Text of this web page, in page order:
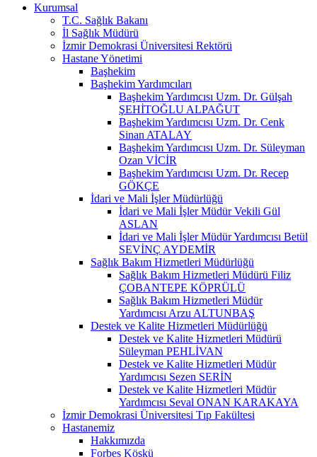
Kurumsal
T.C. Sağlık Bakanı
İl Sağlık Müdürü
İzmir Demokrasi Üniversitesi Rektörü
Hastane Yönetimi
Başhekim
Başhekim Yardımcıları
Başhekim Yardımcısı Uzm. Dr. Gülşah
ŞEHİTOĞLU ALPAĞUT
Başhekim Yardımcısı Uzm. Dr. Cenk
Sinan ATALAY
Başhekim Yardımcısı Uzm. Dr. Süleyman
Ozan VİCİR
Başhekim Yardımcısı Uzm. Dr. Recep
GÖKÇE
İdari ve Mali İşler Müdürlüğü
İdari ve Mali İşler Müdür Vekili Gül
ASLAN
İdari ve Mali İşler Müdür Yardımcısı Betül
SEVİNÇ AYDEMİR
Sağlık Bakım Hizmetleri Müdürlüğü
Sağlık Bakım Hizmetleri Müdürü Filiz
ÇOBANTEPE KÖPRÜLÜ
Sağlık Bakım Hizmetleri Müdür
Yardımcısı Arzu ALTUNBAŞ
Destek ve Kalite Hizmetleri Müdürlüğü
Destek ve Kalite Hizmetleri Müdürü
Süleyman PEHLİVAN
Destek ve Kalite Hizmetleri Müdür
Yardımcısı Sezen SERİN
Destek ve Kalite Hizmetleri Müdür
Yardımcısı Seval ONAN KARAKAYA
İzmir Demokrasi Üniversitesi Tıp Fakültesi
Hastanemiz
Hakkımızda
Forbes Köşkü